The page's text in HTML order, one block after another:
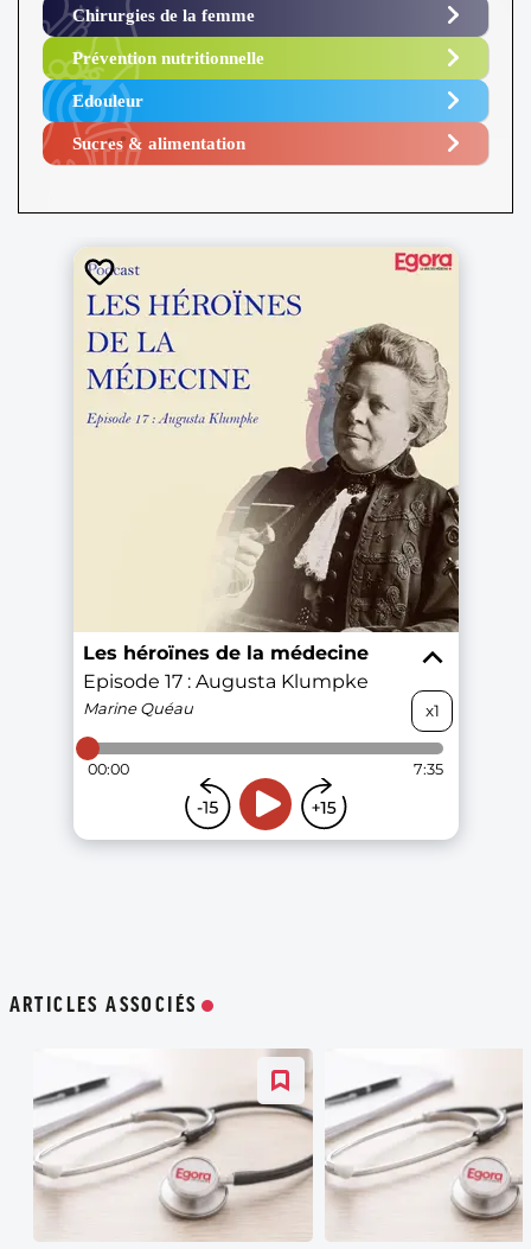
Chirurgies de la femme
Prévention nutritionnelle
Edouleur​
Sucres & alimentation​
ARTICLES ASSOCIÉS